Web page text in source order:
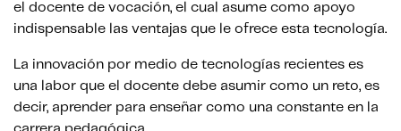
el docente de vocación, el cual asume como apoyo
indispensable las ventajas que le ofrece esta tecnología.
La innovación por medio de tecnologías recientes es
una labor que el docente debe asumir como un reto, es
decir, aprender para enseñar como una constante en la